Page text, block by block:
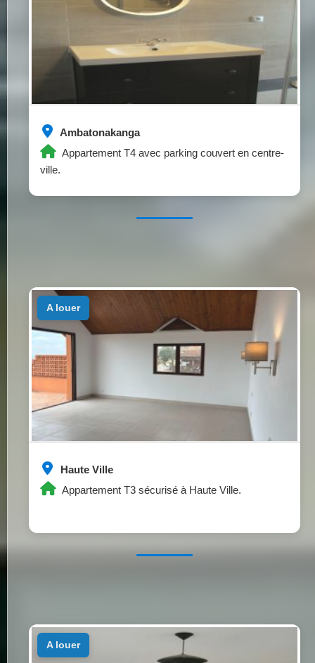
Ambatonakanga
Appartement T4 avec parking couvert en centre-
ville.
Haute Ville
Appartement T3 sécurisé à Haute Ville.
a louer
a louer